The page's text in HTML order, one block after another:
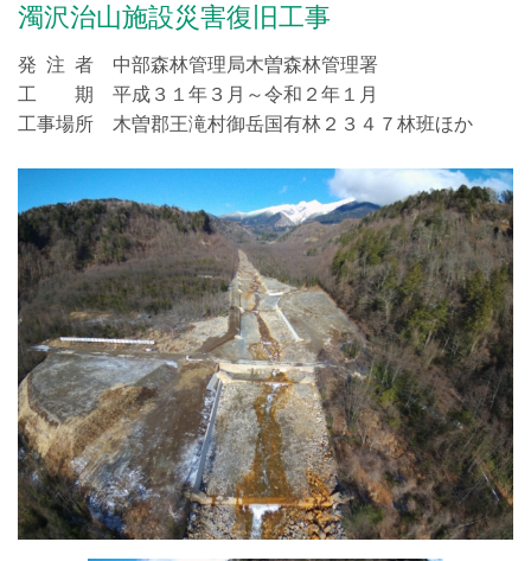
濁沢治山施設災害復旧工事
発 注 者 中部森林管理局木曽森林管理署
工 期 平成３１年３月～令和２年１月
工事場所 木曽郡王滝村御岳国有林２３４７林班ほか